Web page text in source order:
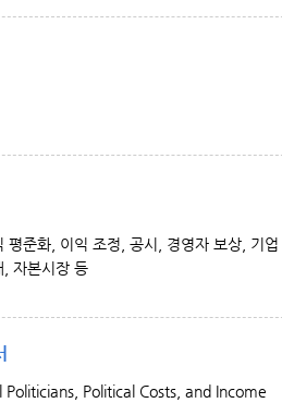
평준화, 이익 조정, 공시, 경영자 보상, 기업
, 자본시장 등
Politicians, Political Costs, and Income